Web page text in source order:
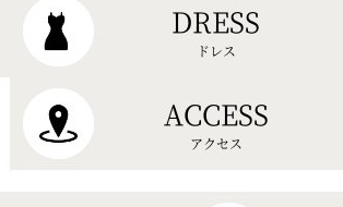
DRESS
ドレス
ACCESS
アクセス